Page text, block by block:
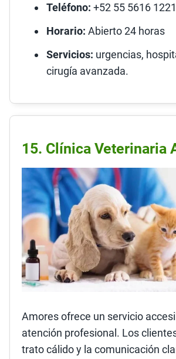
Teléfono: +52 55 5616 1221
Horario: Abierto 24 horas
Servicios: urgencias,
cirugía avanzada.
15. Clínica Veterinaria
Amores ofrece un servicio
atención profesional. Los
trato cálido y la comunicación